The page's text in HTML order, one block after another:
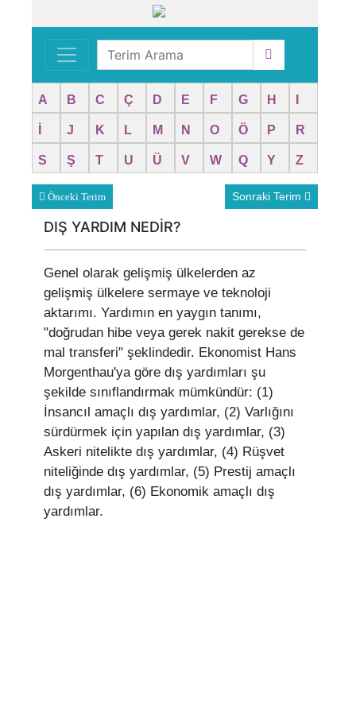
A B C Ç D E F G H
J K L M N O Ö P R
S Ş T U Ü V W Q Y Z
Önceki Terim Sonraki Terim
DIŞ YARDIM NEDİR?
Genel olarak gelişmiş ülkelerden az
gelişmiş ülkelere sermaye ve teknoloji
aktarımı. Yardımın en yaygın tanımı,
"doğrudan hibe veya gerek nakit gerekse de
mal transferi" şeklindedir. Ekonomist Hans
Morgenthau'ya göre dış yardımları şu
şekilde sınıflandırmak mümkündür: (1)
İnsancıl amaçlı dış yardımlar, (2) Varlığını
sürdürmek için yapılan dış yardımlar, (3)
Askeri nitelikte dış yardımlar, (4) Rüşvet
niteliğinde dış yardımlar, (5) Prestij amaçlı
dış yardımlar, (6) Ekonomik amaçlı dış
yardımlar.